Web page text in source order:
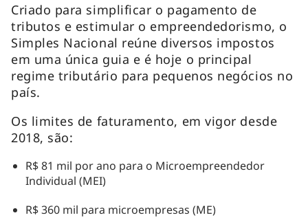
Criado para simplificar o pagamento de
tributos e estimular o empreendedorismo, o
Simples Nacional reúne diversos impostos
em uma única guia e é hoje o principal
regime tributário para pequenos negócios no
país.
Os limites de faturamento, em vigor desde
2018, são:
R$ 81 mil por ano para o Microempreendedor
Individual (MEI)
R$ 360 mil para microempresas (ME)